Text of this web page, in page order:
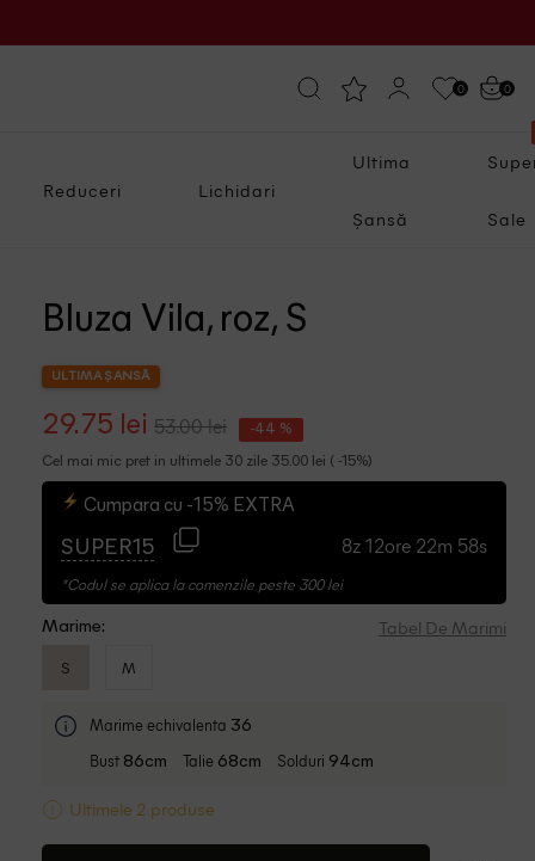
0 0
Reduceri Lichidari
Ultima
Șansă Sale
Bluza Vila, roz, S
ULTIMA ȘANSĂ
29.75 lei 53.00 lei -44 %
Cel mai mic pret in ultimele 30 zile 35.00 lei ( -15%)
Cumpara cu -15% EXTRA
SUPER15 8z 12ore 22m 57s
*Codul se aplica la comenzile peste 300 lei
Marime: Tabel De Marimi
S M
Marime echivalenta 36
Bust 86cm Talie 68cm Solduri 94cm
Ultimele 2 produse